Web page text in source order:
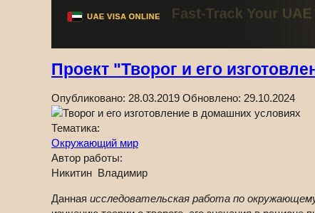
Проект "Творог и его
Опубликовано: 28.03.2019 Обновлено: 29.10.2024
Тематика:
Окружающий мир
Автор работы:
Никитин Владимир
Данная исследовательская работа по